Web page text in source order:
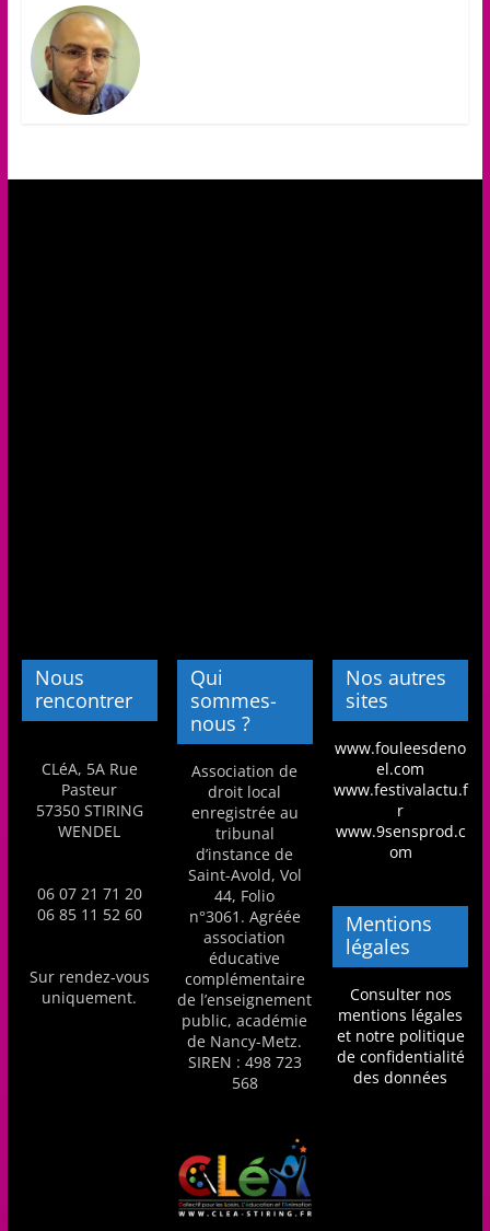
Nous
rencontrer
CLéA, 5A Rue
Pasteur
57350 STIRING
WENDEL
06 07 21 71 20
06 85 11 52 60
Sur rendez-vous
uniquement.
Qui
sommes-
nous ?
Association de
droit local
enregistrée au
tribunal
d’instance de
Saint-Avold, Vol
44, Folio
n°3061. Agréée
association
éducative
complémentaire
de l’enseignement
public, académie
de Nancy-Metz.
SIREN : 498 723
568
Nos autres
sites
www.fouleesdeno
el.com
www.festivalactu.f
r
www.9sensprod.c
om
Mentions
légales
Consulter nos
mentions légales
et notre politique
de confidentialité
des données